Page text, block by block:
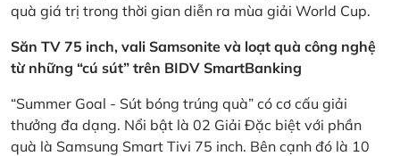
quà giá trị trong thời gian diễn ra mùa giải World Cup.
Săn TV 75 inch, vali Samsonite và loạt quà công nghệ
từ những “cú sút” trên BIDV SmartBanking
“Summer Goal - Sút bóng trúng quà” có cơ cấu giải
thưởng đa dạng. Nổi bật là 02 Giải Đặc biệt với phần
quà là Samsung Smart Tivi 75 inch. Bên cạnh đó là 10